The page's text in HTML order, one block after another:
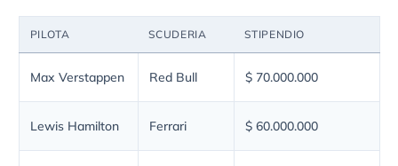
PILOTA SCUDERIA STIPENDIO
Max Verstappen Red Bull $ 70.000.000
Lewis Hamilton Ferrari $ 60.000.000